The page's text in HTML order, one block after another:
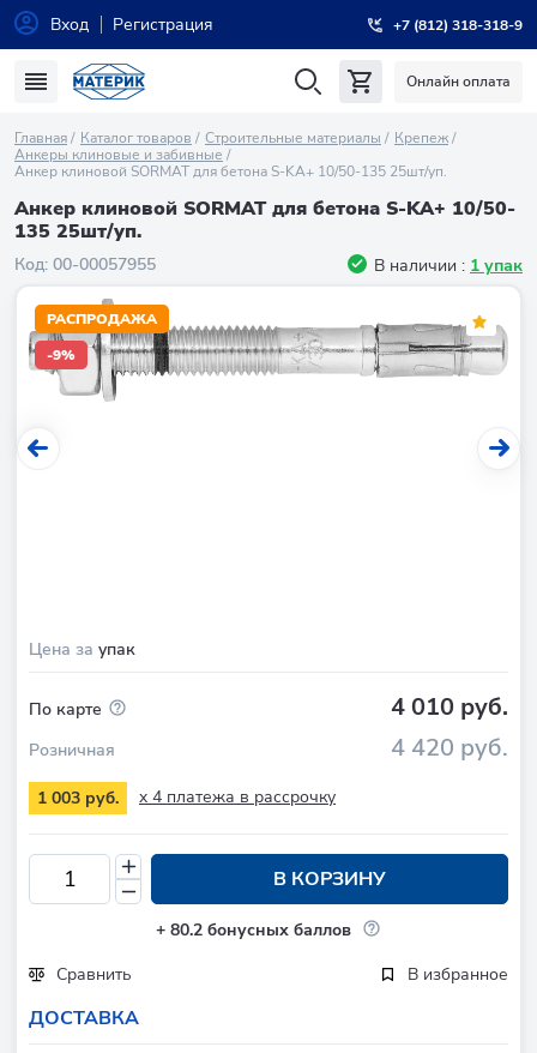
Вход Регистрация +7 (812) 318-318-9
Онлайн оплата
Главная Каталог товаров Строительные материалы
Крепеж
Анкеры клиновые и забивные
Анкер клиновой SORMAT для бетона S-KA+ 10/50-135 25шт/уп.
Анкер клиновой SORMAT для бетона S-KA+ 10/50-
135 25шт/уп.
Код: 00-00057955 В наличии : 1 упак
Цена за упак
РАСПРОДАЖА
-9%
По карте 4 010 руб.
Розничная 4 420 руб.
1 003 руб. x 4 платежа в рассрочку
В КОРЗИНУ
+ 80.2 бонусных баллов
Сравнить
В избранное
ДОСТАВКА